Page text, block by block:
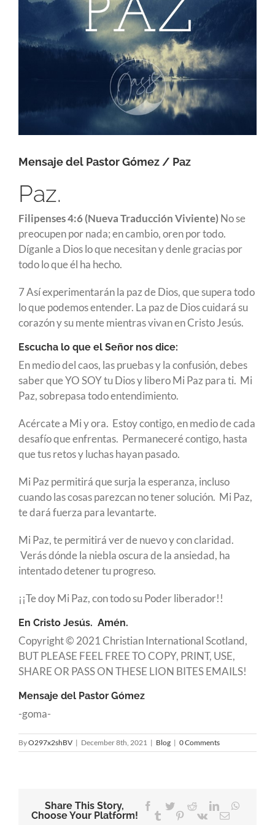
Mensaje del Pastor Gómez / Paz
Paz.
Filipenses 4:6 (Nueva Traducción Viviente)No se
preocupen por nada; en cambio, oren por todo.
Díganle a Dios lo que necesitan y denle gracias por
todo lo que él ha hecho.
7 Así experimentarán la paz de Dios, que supera todo
lo que podemos entender. La paz de Dios cuidará su
corazón y su mente mientras vivan en Cristo Jesús.
Escucha lo que el Señor nos dice:
En medio del caos, las pruebas y la confusión, debes
saber que YO SOY tu Dios y libero Mi Paz para ti. Mi
Paz, sobrepasa todo entendimiento.
Acércate a Mi y ora. Estoy contigo, en medio de cada
desafío que enfrentas. Permaneceré contigo, hasta
que tus retos y luchas hayan pasado.
Mi Paz permitirá que surja la esperanza, incluso
cuando las cosas parezcan no tener solución. Mi Paz,
te dará fuerza para levantarte.
Mi Paz, te permitirá ver de nuevo y con claridad.
Verás dónde la niebla oscura de la ansiedad, ha
intentado detener tu progreso.
¡¡Te doy Mi Paz, con todo su Poder liberador!!
En Cristo Jesús. Amén.
Copyright © 2021 Christian International Scotland,
BUT PLEASE FEEL FREE TO COPY, PRINT, USE,
SHARE OR PASS ON THESE LION BITES EMAILS!
Mensaje del Pastor Gómez
-goma-
ByO297x2shBV | December 8th, 2021 | Blog | 0 Comments
Share This Story,
Choose Your Platform!
Facebook
TwitterRedditLinkedIn
Tumblr Pinterest
Vk Email